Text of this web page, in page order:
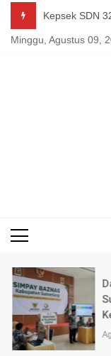
content
Tetap
Kepsek SDN
Minggu, Agustus 09,